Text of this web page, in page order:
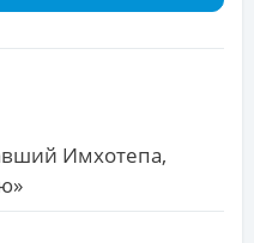
Имхотепа,